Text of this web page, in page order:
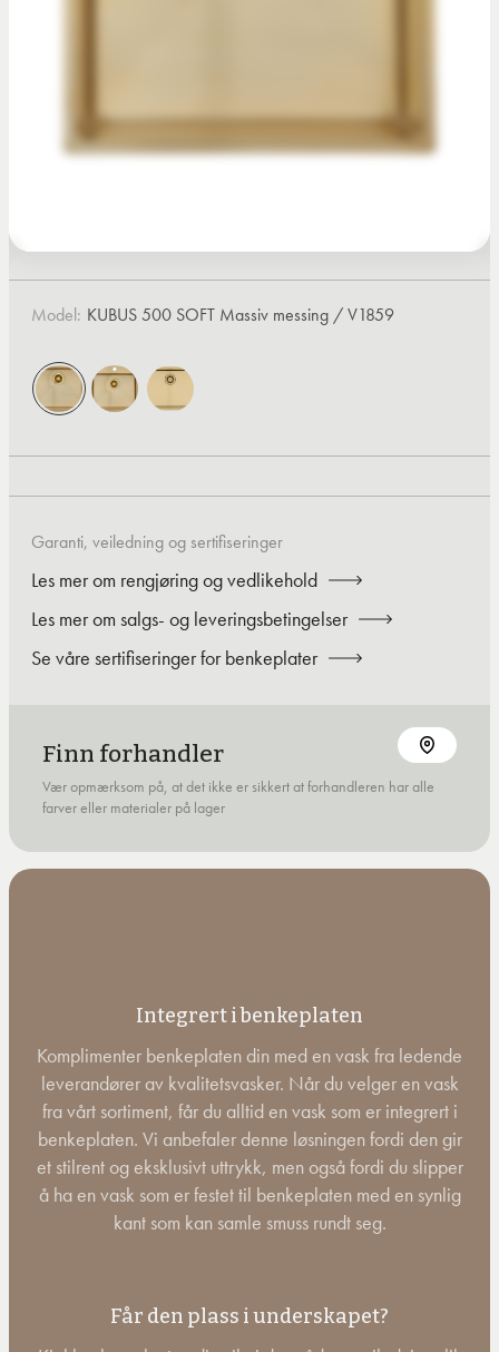
Model: KUBUS 500 SOFT Massiv messing / V1859
Garanti, veiledning og sertifiseringer
Les mer om rengjøring og vedlikehold
Les mer om salgs- og leveringsbetingelser
Se våre sertifiseringer for benkeplater
Finn forhandler
Vær opmærksom på, at det ikke er sikkert at forhandleren har alle
farver eller materialer på lager
Integrert i benkeplaten
Komplimenter benkeplaten din med en vask fra ledende
leverandører av kvalitetsvasker. Når du velger en vask
fra vårt sortiment, får du alltid en vask som er integrert i
benkeplaten. Vi anbefaler denne løsningen fordi den gir
et stilrent og eksklusivt uttrykk, men også fordi du slipper
å ha en vask som er festet til benkeplaten med en synlig
kant som kan samle smuss rundt seg.
Får den plass i underskapet?